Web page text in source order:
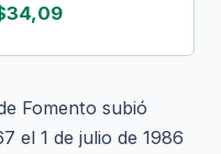
Fomento subió
el 1 de julio de 1986